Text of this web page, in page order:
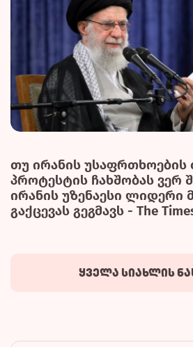
თუ ირანის უსაფრთხოების
პროტესტის ჩახშობას ვერ
ირანის უზენაესი ლიდერი
გაქცევას გეგმავს - The
ყველა სიახლის